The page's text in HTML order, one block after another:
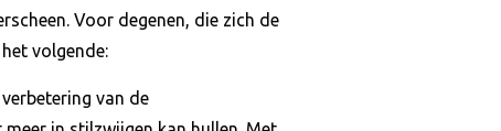
Voor degenen, die zich de
volgende:
van de